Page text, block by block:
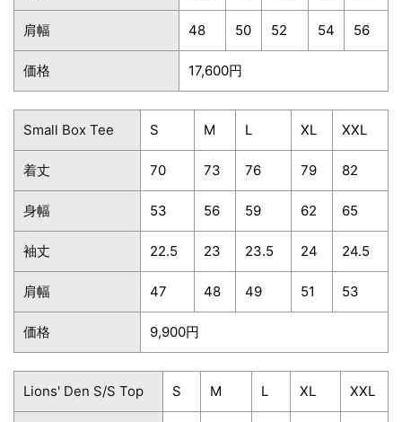
肩幅 48 50 52 54 56
価格 17,600円
Small Box Tee S M L XL XXL
着丈 70 73 76 79 82
身幅 53 56 59 62 65
袖丈 22.5 23 23.5 24 24.5
肩幅 47 48 49 51 53
価格 9,900円
Lions' Den S/S Top S M L XL XXL